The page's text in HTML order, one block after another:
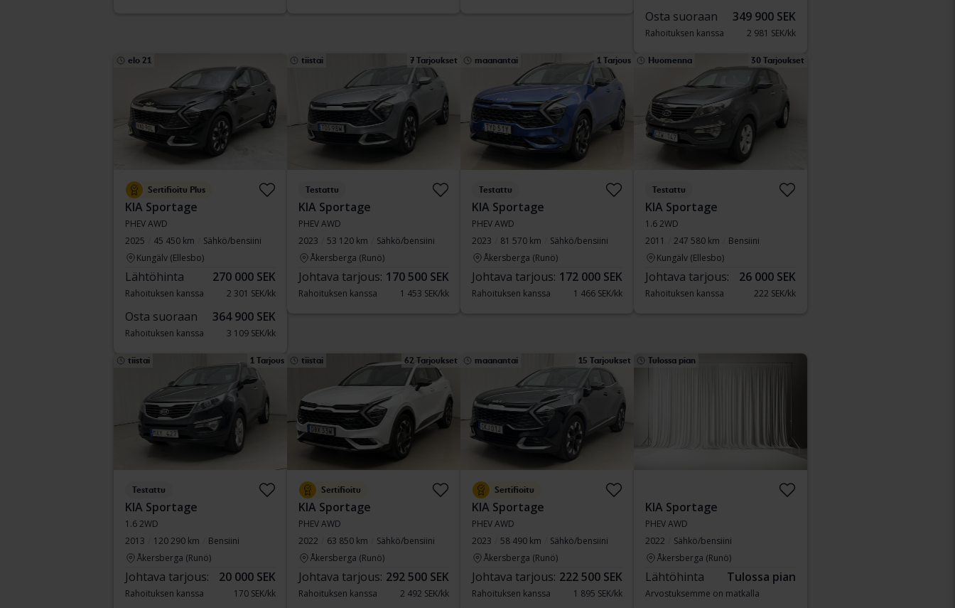
Osta suoraan 349 900 SEK
Rahoituksen kanssa 2 981 SEK/kk
elo 21
Sertifioitu Plus
KIA Sportage
PHEV AWD
2025
45 450 km
Sähkö/bensiini
Kungälv (Ellesbo)
Lähtöhinta 270 000 SEK
Rahoituksen kanssa 2 301 SEK/kk
Osta suoraan 364 900 SEK
Rahoituksen kanssa 3 109 SEK/kk
tiistai 7 Tarjoukset
Testattu
KIA Sportage
PHEV AWD
2023
53 120 km
Sähkö/bensiini
Åkersberga (Runö)
Johtava tarjous: 170 500 SEK
Rahoituksen kanssa 1 453 SEK/kk
maanantai 1 Tarjous
Testattu
KIA Sportage
PHEV AWD
2023
81 570 km
Sähkö/bensiini
Åkersberga (Runö)
Johtava tarjous: 172 000 SEK
Rahoituksen kanssa 1 466 SEK/kk
Huomenna 30 Tarjoukset
Testattu
KIA Sportage
1.6 2WD
2011
247 580 km
Bensiini
Kungälv (Ellesbo)
Johtava tarjous: 26 000 SEK
Rahoituksen kanssa 222 SEK/kk
tiistai 1 Tarjous
Testattu
KIA Sportage
1.6 2WD
2013
120 290 km
Bensiini
Åkersberga (Runö)
Johtava tarjous: 20 000 SEK
Rahoituksen kanssa 170 SEK/kk
tiistai 62 Tarjoukset
Sertifioitu
KIA Sportage
PHEV AWD
2022
63 850 km
Sähkö/bensiini
Åkersberga (Runö)
Johtava tarjous: 292 500 SEK
Rahoituksen kanssa 2 492 SEK/kk
maanantai 15 Tarjoukset
Sertifioitu
KIA Sportage
PHEV AWD
2023
58 490 km
Sähkö/bensiini
Åkersberga (Runö)
Johtava tarjous: 222 500 SEK
Rahoituksen kanssa 1 895 SEK/kk
Tulossa pian
KIA Sportage
PHEV AWD
2022
Sähkö/bensiini
Åkersberga (Runö)
Lähtöhinta Tulossa pian
Arvostuksemme on matkalla